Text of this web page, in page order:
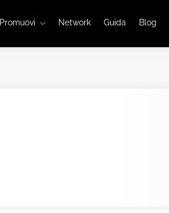
Promuovi Network Guida Blog